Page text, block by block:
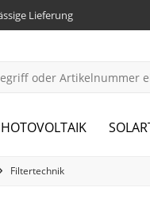
Lieferung
Filtertechnik